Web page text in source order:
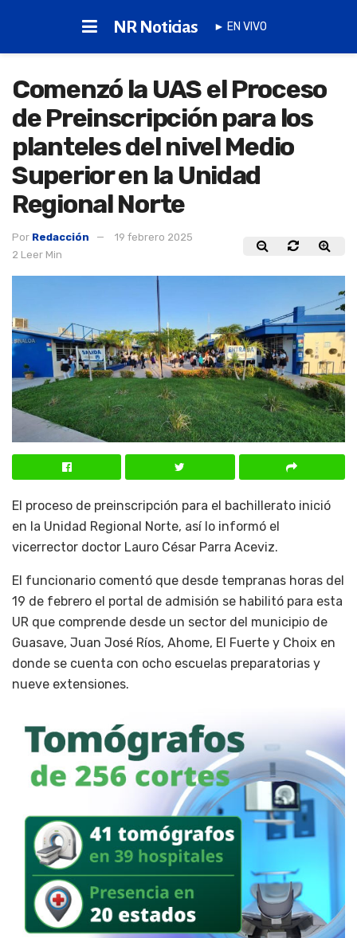
NR Noticias ► EN VIVO
Comenzó la UAS el Proceso
de Preinscripción para los
planteles del nivel Medio
Superior en la Unidad
Regional Norte
Por Redacción
19 febrero 2025
2 Leer Min
El proceso de preinscripción para el bachillerato inició
en la Unidad Regional Norte, así lo informó el
vicerrector doctor Lauro César Parra Aceviz.
El funcionario comentó que desde tempranas horas del
19 de febrero el portal de admisión se habilitó para esta
UR que comprende desde un sector del municipio de
Guasave, Juan José Ríos, Ahome, El Fuerte y Choix en
donde se cuenta con ocho escuelas preparatorias y
nueve extensiones.